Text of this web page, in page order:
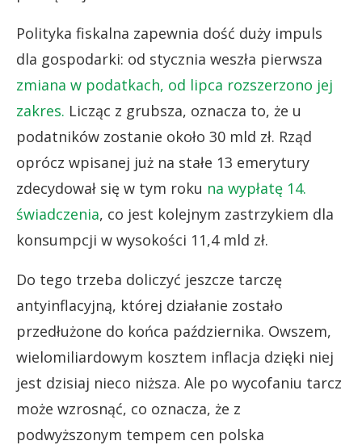
Polityka fiskalna zapewnia dość duży impuls
dla gospodarki: od stycznia weszła pierwsza
zmiana w podatkach, od lipca rozszerzono jej
zakres. Licząc z grubsza, oznacza to, że u
podatników zostanie około 30 mld zł. Rząd
oprócz wpisanej już na stałe 13 emerytury
zdecydował się w tym roku na wypłatę 14.
świadczenia, co jest kolejnym zastrzykiem dla
konsumpcji w wysokości 11,4 mld zł.
Do tego trzeba doliczyć jeszcze tarczę
antyinflacyjną, której działanie zostało
przedłużone do końca października. Owszem,
wielomiliardowym kosztem inflacja dzięki niej
jest dzisiaj nieco niższa. Ale po wycofaniu tarcz
może wzrosnąć, co oznacza, że z
podwyższonym tempem cen polska